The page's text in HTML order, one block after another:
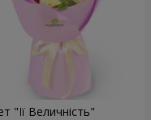
"Її Величність"